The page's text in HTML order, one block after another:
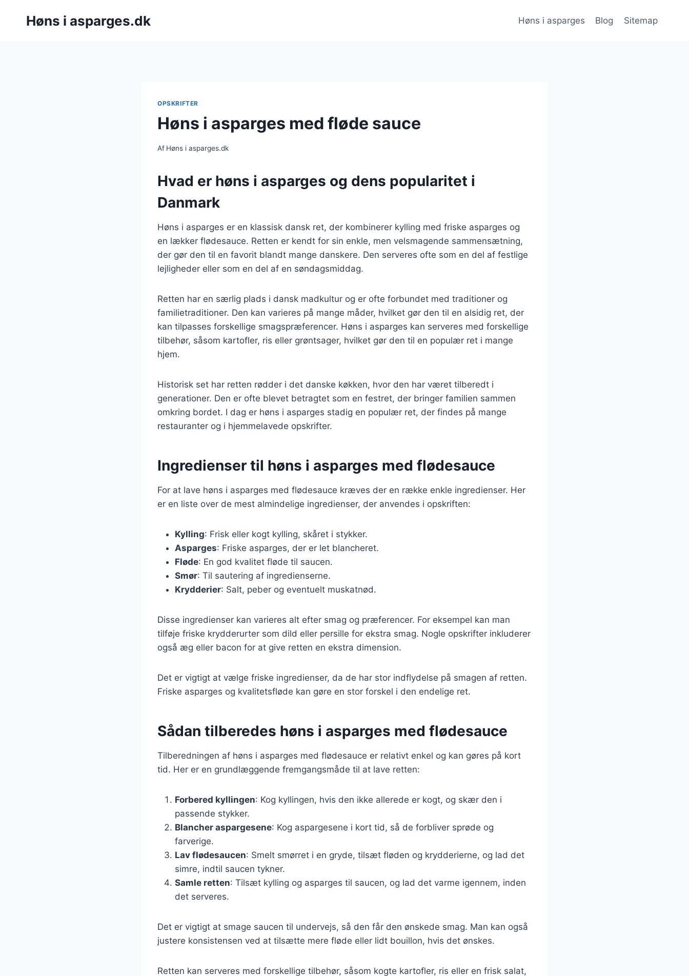
Høns i asparges.dk Høns i asparges Blog Sitemap
OPSKRIFTER
Høns i asparges med fløde sauce
Af Høns i asparges.dk
Hvad er høns i asparges og dens popularitet i
Danmark
Høns i asparges er en klassisk dansk ret, der kombinerer kylling med friske asparges og
en lækker flødesauce. Retten er kendt for sin enkle, men velsmagende sammensætning,
der gør den til en favorit blandt mange danskere. Den serveres ofte som en del af festlige
lejligheder eller som en del af en søndagsmiddag.
Retten har en særlig plads i dansk madkultur og er ofte forbundet med traditioner og
familietraditioner. Den kan varieres på mange måder, hvilket gør den til en alsidig ret, der
kan tilpasses forskellige smagspræferencer. Høns i asparges kan serveres med forskellige
tilbehør, såsom kartofler, ris eller grøntsager, hvilket gør den til en populær ret i mange
hjem.
Historisk set har retten rødder i det danske køkken, hvor den har været tilberedt i
generationer. Den er ofte blevet betragtet som en festret, der bringer familien sammen
omkring bordet. I dag er høns i asparges stadig en populær ret, der findes på mange
restauranter og i hjemmelavede opskrifter.
Ingredienser til høns i asparges med flødesauce
For at lave høns i asparges med flødesauce kræves der en række enkle ingredienser. Her
er en liste over de mest almindelige ingredienser, der anvendes i opskriften:
Kylling: Frisk eller kogt kylling, skåret i stykker.
Asparges: Friske asparges, der er let blancheret.
Fløde: En god kvalitet fløde til saucen.
Smør: Til sautering af ingredienserne.
Krydderier: Salt, peber og eventuelt muskatnød.
Disse ingredienser kan varieres alt efter smag og præferencer. For eksempel kan man
tilføje friske krydderurter som dild eller persille for ekstra smag. Nogle opskrifter inkluderer
også æg eller bacon for at give retten en ekstra dimension.
Det er vigtigt at vælge friske ingredienser, da de har stor indflydelse på smagen af retten.
Friske asparges og kvalitetsfløde kan gøre en stor forskel i den endelige ret.
Sådan tilberedes høns i asparges med flødesauce
Tilberedningen af høns i asparges med flødesauce er relativt enkel og kan gøres på kort
tid. Her er en grundlæggende fremgangsmåde til at lave retten:
Forbered kyllingen: Kog kyllingen, hvis den ikke allerede er kogt, og skær den i
passende stykker.
Blancher aspargesene: Kog aspargesene i kort tid, så de forbliver sprøde og
farverige.
Lav flødesaucen: Smelt smørret i en gryde, tilsæt fløden og krydderierne, og lad det
simre, indtil saucen tykner.
Samle retten: Tilsæt kylling og asparges til saucen, og lad det varme igennem, inden
det serveres.
Det er vigtigt at smage saucen til undervejs, så den får den ønskede smag. Man kan også
justere konsistensen ved at tilsætte mere fløde eller lidt bouillon, hvis det ønskes.
Retten kan serveres med forskellige tilbehør, såsom kogte kartofler, ris eller en frisk salat,